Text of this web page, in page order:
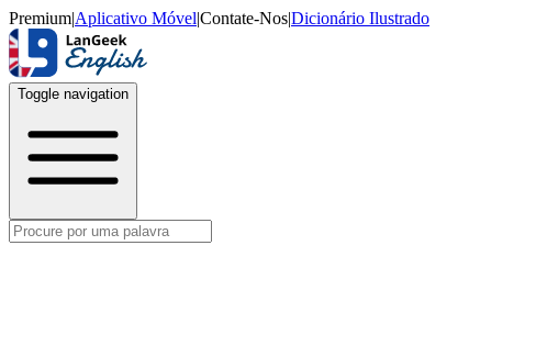
Premium|Aplicativo Móvel|Contate-Nos|Dicionário Ilustrado
Toggle navigation